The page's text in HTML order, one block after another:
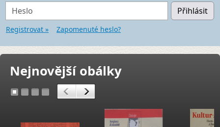
Heslo Přihlásit
Registrovat » Zapomenuté heslo?
Nejnovější obálky
1 2 3 4 < >